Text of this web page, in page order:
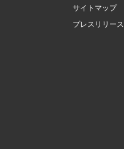
サイトマップ
プレスリリース